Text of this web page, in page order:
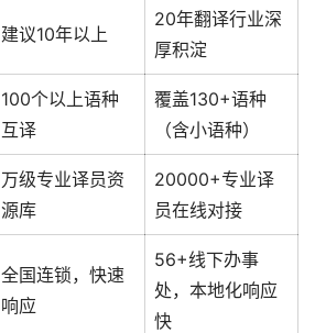
建议10年以上
20年翻译行业深
厚积淀
100个以上语种
互译
覆盖130+语种
（含小语种）
万级专业译员资
源库
20000+专业译
员在线对接
全国连锁，快速
响应
56+线下办事
处，本地化响应
快